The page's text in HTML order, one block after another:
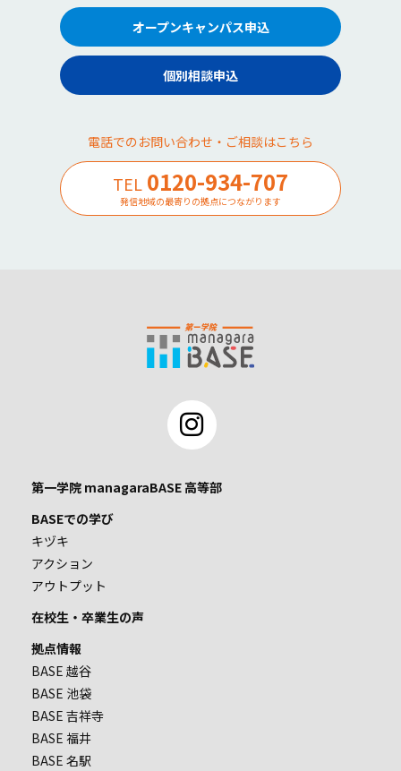
オープンキャンパス申込
個別相談申込
電話でのお問い合わせ・ご相談はこちら
TEL 0120-934-707
発信地域の最寄りの拠点につながります
第一学院 managaraBASE 高等部
BASEでの学び
キヅキ
アクション
アウトプット
在校生・卒業生の声
拠点情報
BASE 越谷
BASE 池袋
BASE 吉祥寺
BASE 福井
BASE 名駅